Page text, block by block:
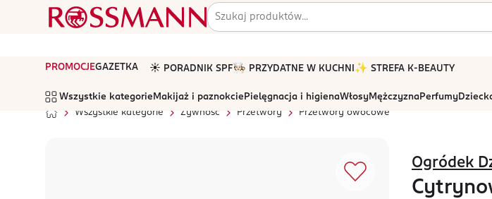
PROMOCJEGAZETKA ☀️ PORADNIK SPF🧑🏻‍🍳 PRZYDATNE W KUCHNI ✨ STREFA K-BEAUTY
Wszystkie kategorie Makijaż i paznokcie Pielęgnacja i higienaWłosyMężczyznaPerfumy
Wszystkie kategorie
Żywność Przetwory Przetwory owocowe
Ogródek